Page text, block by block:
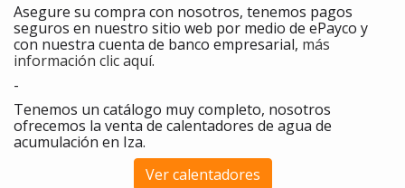
Asegure su compra con nosotros, tenemos pagos
seguros en nuestro sitio web por medio de ePayco y
con nuestra cuenta de banco empresarial, más
información clic aquí.
-
Tenemos un catálogo muy completo, nosotros
ofrecemos la venta de calentadores de agua de
acumulación en Iza.
Ver calentadores